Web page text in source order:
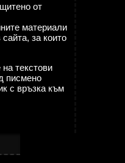
от
материали
за които
текстови
писмено
с връзка към